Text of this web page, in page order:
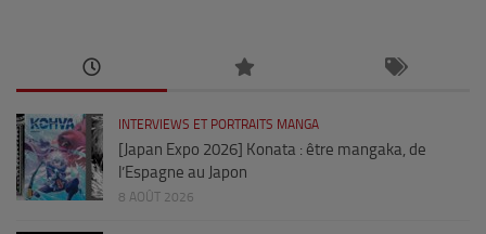
INTERVIEWS ET PORTRAITS MANGA
[Japan Expo 2026] Konata : être mangaka, de
l’Espagne au Japon
8 AOÛT 2026